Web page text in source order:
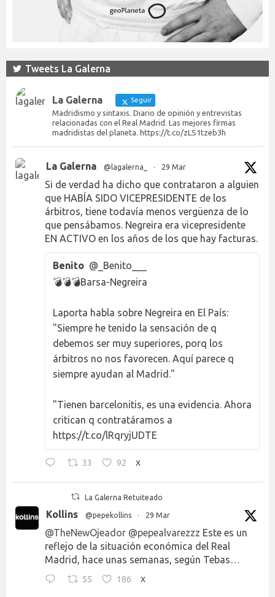
Tweets La Galerna
La Galerna Seguir
Madridismo y sintaxis. Diario de opinión y entrevistas
relacionadas con el Real Madrid. Las mejores firmas
madridistas del planeta. https://t.co/zLS1tzeb3h
La Galerna @lagalerna_ · 29 Mar
Si de verdad ha dicho que contrataron a alguien
que HABÍA SIDO VICEPRESIDENTE de los
árbitros, tiene todavía menos vergüenza de lo
que pensábamos. Negreira era vicepresidente
EN ACTIVO en los años de los que hay facturas.
Benito @_Benito___
💣💣💣Barsa-Negreira
Laporta habla sobre Negreira en El País:
"Siempre he tenido la sensación de q
debemos ser muy superiores, porq los
árbitros no nos favorecen. Aquí parece q
siempre ayudan al Madrid."
"Tienen barcelonitis, es una evidencia. Ahora
critican q contratáramos a
https://t.co/lRqryjUDTE
33 92 X
La Galerna Retuiteado
Kollins @pepekollins · 29 Mar
@TheNewOjeador @pepealvarezzz Este es un
reflejo de la situación económica del Real
Madrid, hace unas semanas, según Tebas…
55 186 X